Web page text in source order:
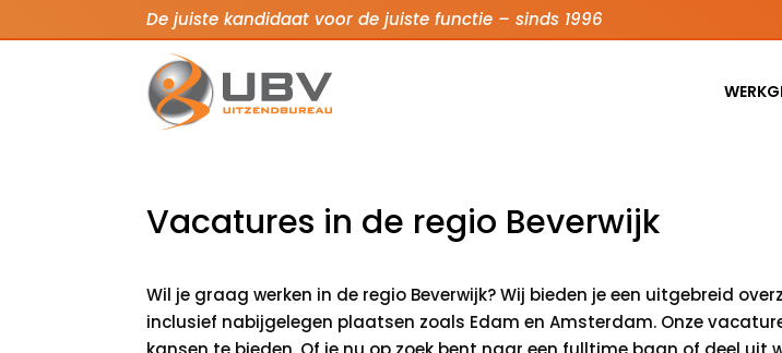
De juiste kandidaat voor de juiste functie – sinds 1996
Vacatures in de regio Beverwijk
Wil je graag werken in de regio Beverwijk? Wij bieden je een uitgebreid
inclusief nabijgelegen plaatsen zoals Edam en Amsterdam. Onze